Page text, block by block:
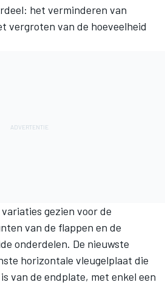
het verminderen van
vergroten van de hoeveelheid
gezien voor de
van de flappen en de
onderdelen. De nieuwste
horizontale vleugelplaat die
van de endplate, met enkel een